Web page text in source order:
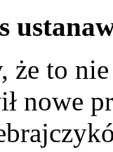
to
nowe